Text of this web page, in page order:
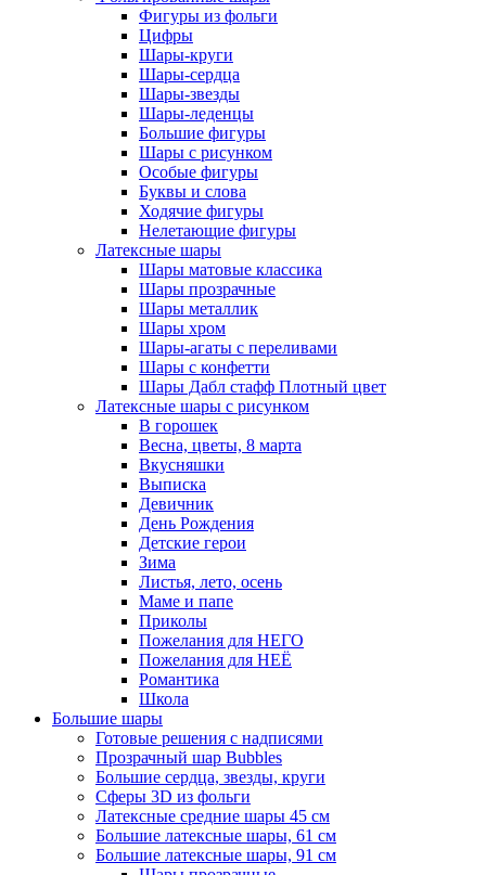
Фигуры из фольги
Цифры
Шары-круги
Шары-сердца
Шары-звезды
Шары-леденцы
Большие фигуры
Шары с рисунком
Особые фигуры
Буквы и слова
Ходячие фигуры
Нелетающие фигуры
Латексные шары
Шары матовые классика
Шары прозрачные
Шары металлик
Шары хром
Шары-агаты с переливами
Шары с конфетти
Шары Дабл стафф Плотный цвет
Латексные шары с рисунком
В горошек
Весна, цветы, 8 марта
Вкусняшки
Выписка
Девичник
День Рождения
Детские герои
Зима
Листья, лето, осень
Маме и папе
Приколы
Пожелания для НЕГО
Пожелания для НЕЁ
Романтика
Школа
Большие шары
Готовые решения с надписями
Прозрачный шар Bubbles
Большие сердца, звезды, круги
Сферы 3D из фольги
Латексные средние шары 45 см
Большие латексные шары, 61 см
Большие латексные шары, 91 см